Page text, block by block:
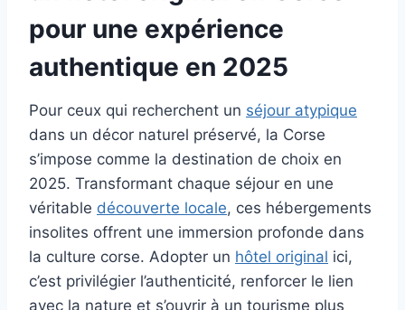
pour une expérience
authentique en 2025
Pour ceux qui recherchent un séjour atypique
dans un décor naturel préservé, la Corse
s’impose comme la destination de choix en
2025. Transformant chaque séjour en une
véritable découverte locale, ces hébergements
insolites offrent une immersion profonde dans
la culture corse. Adopter un hôtel original ici,
c’est privilégier l’authenticité, renforcer le lien
avec la nature et s’ouvrir à un tourisme plus